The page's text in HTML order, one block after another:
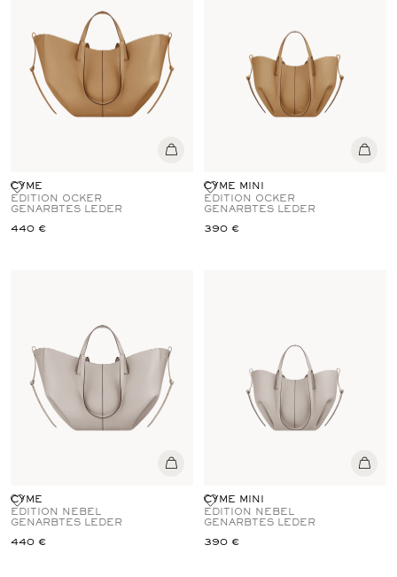
CYME
EDITION OCKER
GENARBTES LEDER
440 €
CYME MINI
EDITION OCKER
GENARBTES LEDER
390 €
CYME
EDITION NEBEL
GENARBTES LEDER
440 €
CYME MINI
EDITION NEBEL
GENARBTES LEDER
390 €